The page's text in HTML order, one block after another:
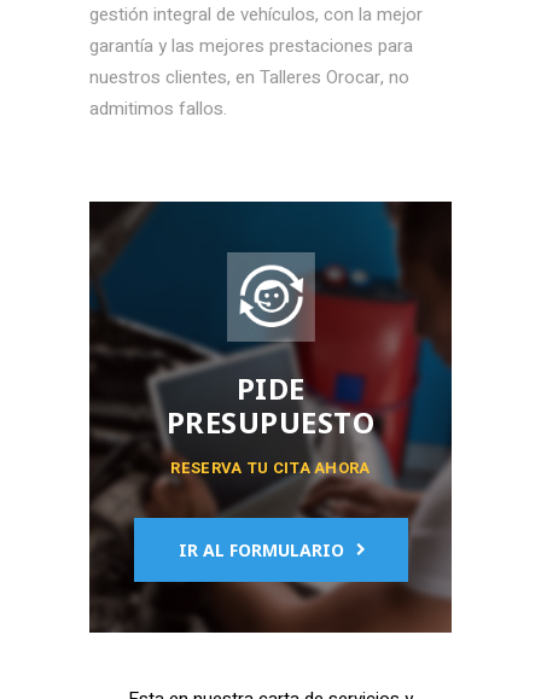
gestión integral de vehículos, con la mejor
garantía y las mejores prestaciones para
nuestros clientes, en Talleres Orocar, no
admitimos fallos.
PIDE
PRESUPUESTO
RESERVA TU CITA AHORA
IR AL FORMULARIO